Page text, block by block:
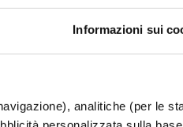
Informazioni sui
analitiche (per le